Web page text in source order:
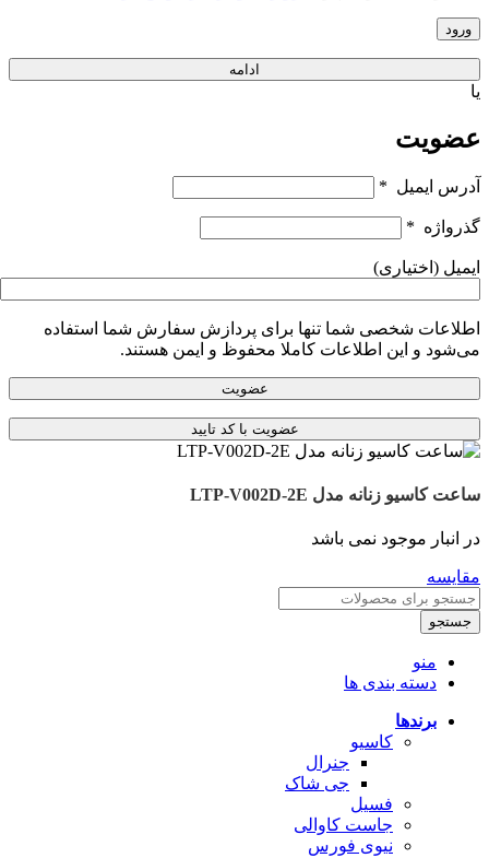
ورود
ادامه
یا
عضویت
آدرس ایمیل *
گذرواژه *
ایمیل (اختیاری)
اطلاعات شخصی شما تنها برای پردازش سفارش شما استفاده
می‌شود و این اطلاعات کاملا محفوظ و ایمن هستند.
عضویت
ساعت کاسیو زنانه مدل LTP-V002D-2E
در انبار موجود نمی باشد
مقایسه
جستجو
منو
دسته بندی ها
برندها
کاسیو
جنرال
جی شاک
فسیل
جاست کاوالی
نیوی فورس